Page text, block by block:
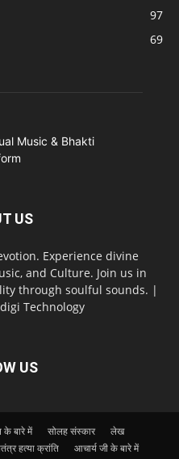
97
69
US
Experience divine
and Culture. Join us in
through soulful sounds. |
Technology
US
के बारे में सोलह संस्कार
लेख
हत्या क्रांति
आचार्य जी के बारे में